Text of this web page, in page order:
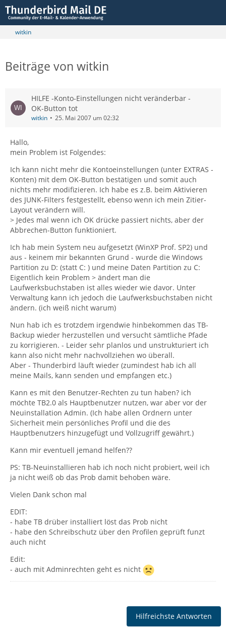
witkin
Beiträge von witkin
HILFE -Konto-Einstellungen nicht veränderbar -
OK-Button tot
witkin 25. Mai 2007 um 02:32
Hallo,
mein Problem ist Folgendes:
Ich kann nicht mehr die Kontoeinstellungen (unter EXTRAS -
Konten) mit dem OK-Button bestätigen und somit auch
nichts mehr modifizieren. Ich habe es z.B. beim Aktivieren
des JUNK-Filters festgestellt, ebenso wenn ich mein Zitier-
Layout verändern will.
> Jedes mal wenn ich OK drücke passiert nichts, aber der
Abbrechen-Button funktioniert.
Ich hab mein System neu aufgesetzt (WinXP Prof. SP2) und
aus - keinem mir bekannten Grund - wurde die Windows
Partition zu D: (statt C: ) und meine Daten Partition zu C:
Eigentlich kein Problem > ändert man die
Laufwerksbuchstaben ist alles wieder wie davor. Unter
Verwaltung kann ich jedoch die Laufwerksbuchstaben nicht
ändern. (ich weiß nicht warum)
Nun hab ich es trotzdem irgendwie hinbekommen das TB-
Backup wieder herzustellen und versucht sämtliche Pfade
zu korrigieren. - Leider sehr planlos und unstrukturiert ich
kann also nicht mehr nachvollziehen wo überall.
Aber - Thunderbird läuft wieder (zumindest hab ich all
meine Mails, kann senden und empfangen etc.)
Kann es mit den Benutzer-Rechten zu tun haben? ich
möchte TB2.0 als Hauptbenutzer nutzen, war aber vor der
Neuinstallation Admin. (Ich habe allen Ordnern unter
Sicherheit mein persönliches Profil und die des
Hauptbenutzers hinzugefügt und Vollzugriff gewährt.)
Kann mir eventuell jemand helfen??
PS: TB-Neuinstallieren hab ich noch nicht probiert, weil ich
ja nicht weiß ob das Prob damit behoben wäre.
Vielen Dank schon mal
EDIT:
- habe TB drüber installiert löst das Prob nicht
- habe den Schreibschutz über den Profilen geprüft funzt
auch nicht
Edit:
- auch mit Adminrechten geht es nicht
Hilfreichste Antworten